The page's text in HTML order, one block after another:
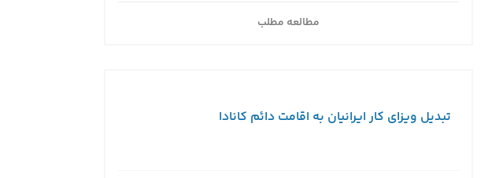
مطالعه مطلب
تبدیل ویزای کار ایرانیان به اقامت دائم کانادا